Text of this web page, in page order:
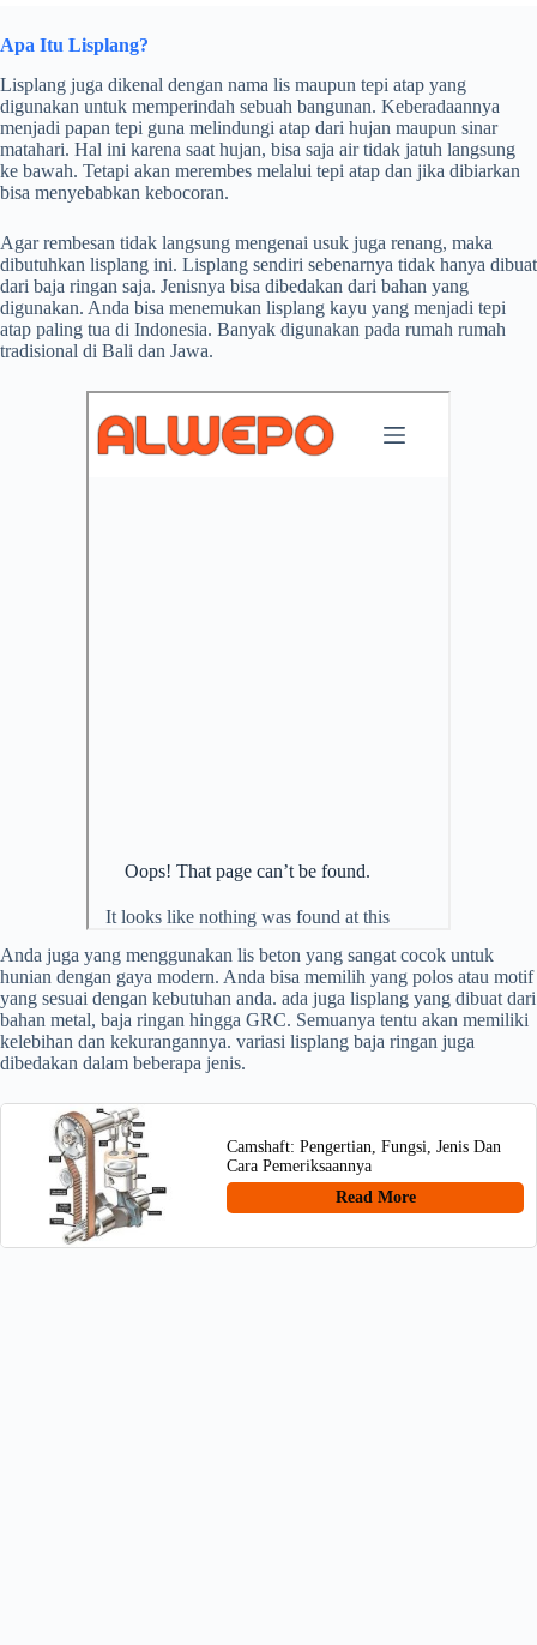
Apa Itu Lisplang?
Lisplang juga dikenal dengan nama lis maupun tepi atap yang
digunakan untuk memperindah sebuah bangunan. Keberadaannya
menjadi papan tepi guna melindungi atap dari hujan maupun sinar
matahari. Hal ini karena saat hujan, bisa saja air tidak jatuh langsung
ke bawah. Tetapi akan merembes melalui tepi atap dan jika dibiarkan
bisa menyebabkan kebocoran.
Agar rembesan tidak langsung mengenai usuk juga renang, maka
dibutuhkan lisplang ini. Lisplang sendiri sebenarnya tidak hanya dibuat
dari baja ringan saja. Jenisnya bisa dibedakan dari bahan yang
digunakan. Anda bisa menemukan lisplang kayu yang menjadi tepi
atap paling tua di Indonesia. Banyak digunakan pada rumah rumah
tradisional di Bali dan Jawa.
Anda juga yang menggunakan lis beton yang sangat cocok untuk
hunian dengan gaya modern. Anda bisa memilih yang polos atau motif
yang sesuai dengan kebutuhan anda. ada juga lisplang yang dibuat dari
bahan metal, baja ringan hingga GRC. Semuanya tentu akan memiliki
kelebihan dan kekurangannya. variasi lisplang baja ringan juga
dibedakan dalam beberapa jenis.
Camshaft: Pengertian, Fungsi, Jenis Dan
Cara Pemeriksaannya
Read More